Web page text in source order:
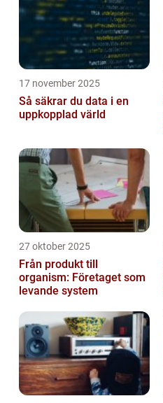
17 november 2025
Så säkrar du data i en
uppkopplad värld
27 oktober 2025
Från produkt till
organism: Företaget som
levande system